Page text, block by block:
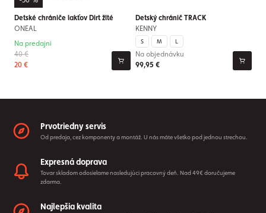
Detské chrániče lakťov Dirt žlté
ONEAL
40 €
20 €
Na predajni
Detský chránič TRACK
KENNY
S M L
99,95 €
Na objednávku
Prvotriedny servis
Od predaja, cez komponenty a montáž. U nás máte všetko pod jednou strechou.
Expresná doprava
Tovar skladom odosielame nasledujúci pracovný deň. Nad 49€ doručujeme
zdarma.
Najlepšia kvalita